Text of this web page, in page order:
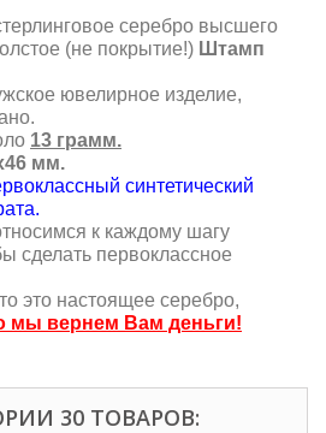
серебро высшего
(не покрытие!) Штамп
ювелирное изделие,
13 грамм.
мм.
синтетический
к каждому шагу
сделать первоклассное
это настоящее серебро,
мы вернем Вам деньги!
30 ТОВАРОВ: